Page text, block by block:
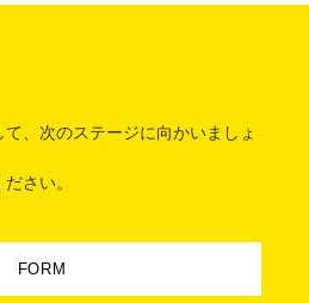
、次のステージに向かいましょ
さい。
FORM